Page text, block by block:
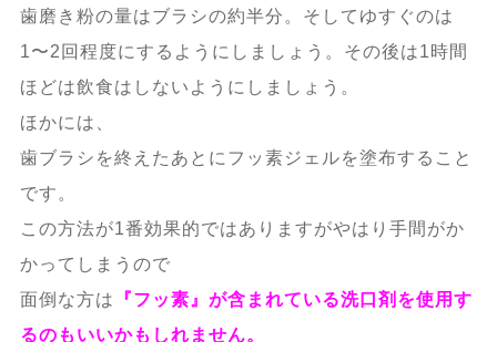
歯磨き粉の量はブラシの約半分。そしてゆすぐのは
1〜2回程度にするようにしましょう。その後は1時間
ほどは飲食はしないようにしましょう。
ほかには、
歯ブラシを終えたあとにフッ素ジェルを塗布すること
です。
この方法が1番効果的ではありますがやはり手間がか
かってしまうので
面倒な方は
『フッ素』が含まれている洗口剤を使用す
るのもいいかもしれません。